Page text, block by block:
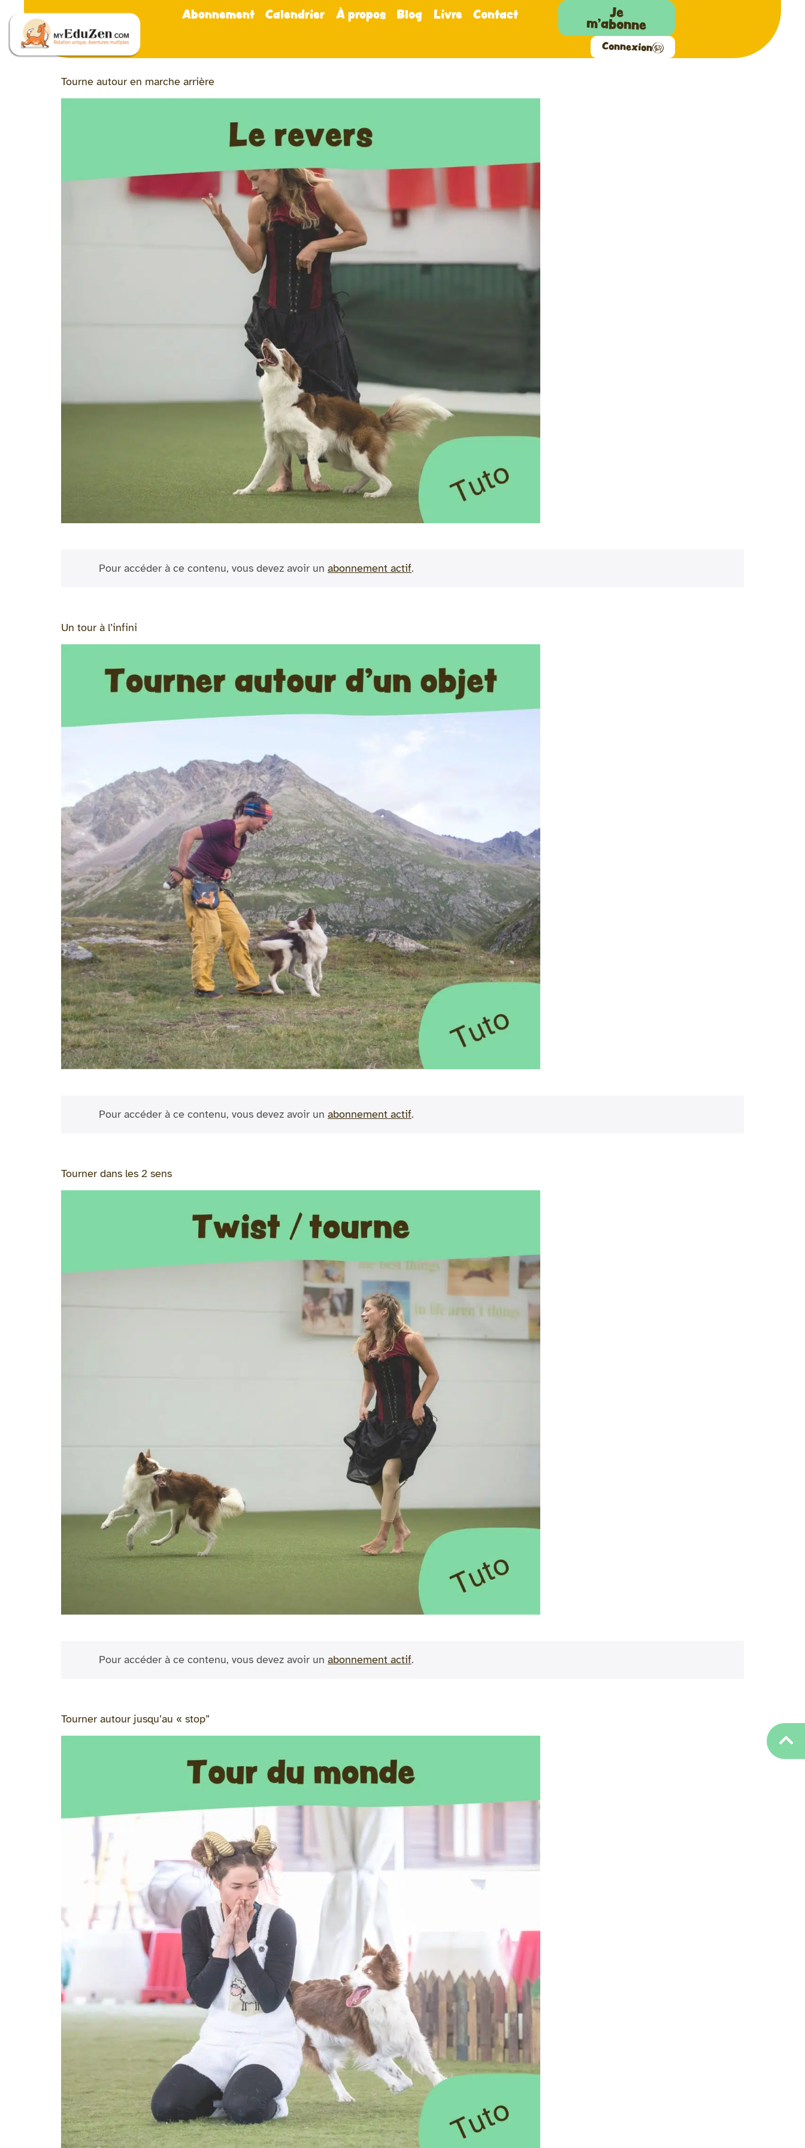
Abonnement Calendrier À propos Blog Livre Contact Je
m'abonne
Connexion
Tourne autour en marche arrière
Pour accéder à ce contenu, vous devez avoir un abonnement actif.
Un tour à l’infini
Pour accéder à ce contenu, vous devez avoir un abonnement actif.
Tourner dans les 2 sens
Pour accéder à ce contenu, vous devez avoir un abonnement actif.
Tourner autour jusqu’au « stop”